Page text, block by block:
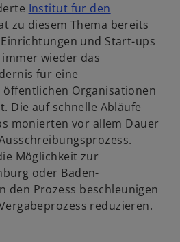
Institut für den
zu diesem Thema bereits
und Start-ups
wieder das
für eine
Organisationen
Die auf schnelle Abläufe
monierten vor allem Dauer
Möglichkeit zur
oder Baden-
den Prozess beschleunigen
reduzieren.